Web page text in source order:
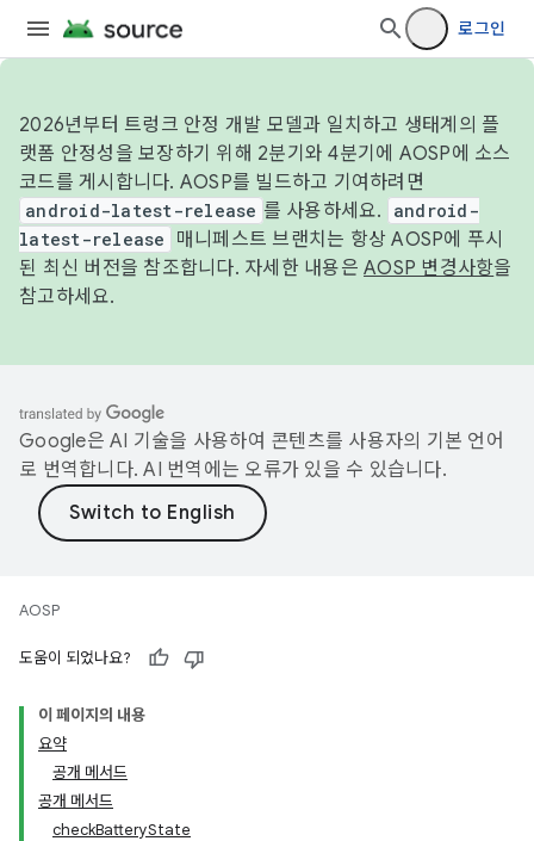
로그인
2026년부터 트렁크 안정 개발 모델과 일치하고 생태계의 플
랫폼 안정성을 보장하기 위해 2분기와 4분기에 AOSP에 소스
코드를 게시합니다. AOSP를 빌드하고 기여하려면
android-latest-release 를 사용하세요.
android-
latest-release
매니페스트 브랜치는 항상 AOSP에 푸시
된 최신 버전을 참조합니다. 자세한 내용은 AOSP 변경사항을
참고하세요.
Google은 AI 기술을 사용하여 콘텐츠를 사용자의 기본 언어
로 번역합니다. AI 번역에는 오류가 있을 수 있습니다.
AOSP
도움이 되었나요?
이 페이지의 내용
요약
공개 메서드
공개 메서드
checkBatteryState